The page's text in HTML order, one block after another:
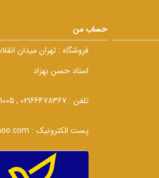
حساب من
فروشگاه : تهران میدان
استاد حسن بهزاد
تلفن : 02166478367 , 09201691005
پست الکترونیک :